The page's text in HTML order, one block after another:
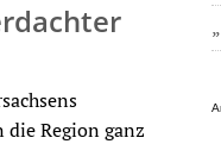
Region ganz